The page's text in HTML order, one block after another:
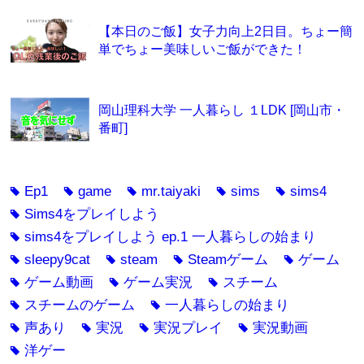
【本日のご飯】女子力向上2日目。ちょー簡
単でちょー美味しいご飯ができた！
岡山理科大学 一人暮らし １LDK [岡山市・
番町]
tag Ep1 taggame tag mr.taiyaki tagsims tagsims4
tag Sims4をプレイしよう
tagsims4をプレイしよう ep.1 一人暮らしの始まり
tagsleepy9cat tagsteam tag Steamゲーム tagゲーム
tagゲーム動画 tagゲーム実況 tag スチーム
tag スチームのゲーム tag一人暮らしの始まり
tag声あり tag実況 tag実況プレイ tag実況動画
tag洋ゲー